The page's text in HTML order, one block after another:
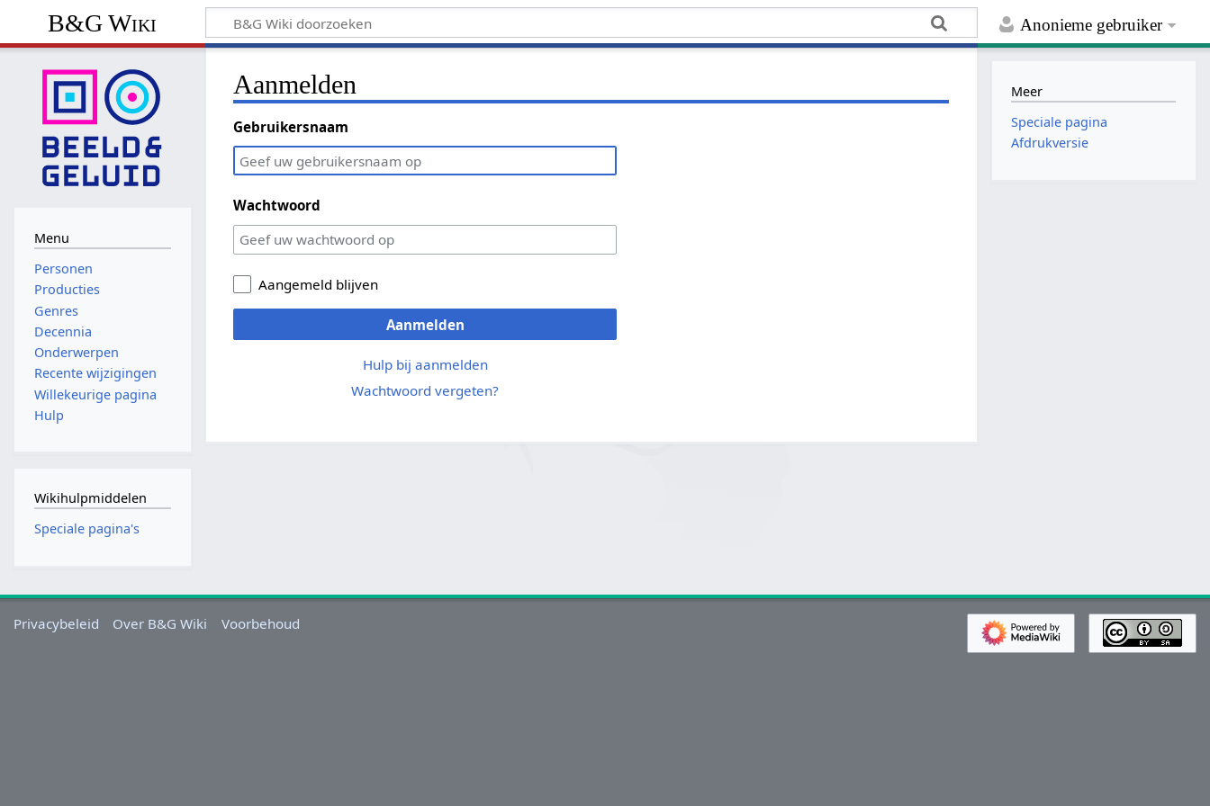
Anonieme gebruiker
B&G Wiki
Aanmelden
Gebruikersnaam
Wachtwoord
Aangemeld blijven
Aanmelden
Hulp bij aanmelden
Wachtwoord vergeten?
Menu
Personen
Producties
Genres
Decennia
Onderwerpen
Recente wijzigingen
Willekeurige pagina
Hulp
Wikihulpmiddelen
Speciale pagina's
Meer
Speciale pagina
Afdrukversie
Privacybeleid Over B&G Wiki Voorbehoud